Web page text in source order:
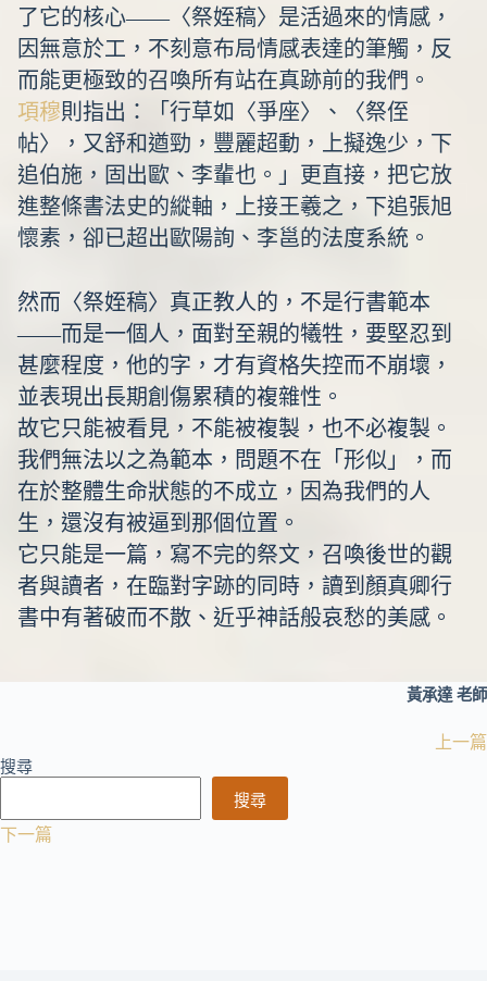
了它的核心——〈祭姪稿〉是活過來的情感，
因無意於工，不刻意布局情感表達的筆觸，反
而能更極致的召喚所有站在真跡前的我們。
項穆則指出：「行草如〈爭座〉、〈祭侄
帖〉，又舒和遒勁，豐麗超動，上擬逸少，下
追伯施，固出歐、李輩也。」更直接，把它放
進整條書法史的縱軸，上接王羲之，下追張旭
懷素，卻已超出歐陽詢、李邕的法度系統。
然而〈祭姪稿〉真正教人的，不是行書範本
——而是一個人，面對至親的犧牲，要堅忍到
甚麼程度，他的字，才有資格失控而不崩壞，
並表現出長期創傷累積的複雜性。
故它只能被看見，不能被複製，也不必複製。
我們無法以之為範本，問題不在「形似」，而
在於整體生命狀態的不成立，因為我們的人
生，還沒有被逼到那個位置。
它只能是一篇，寫不完的祭文，召喚後世的觀
者與讀者，在臨對字跡的同時，讀到顏真卿行
書中有著破而不散、近乎神話般哀愁的美感。
黃承達 老師
上一篇
搜尋
搜尋
下一篇